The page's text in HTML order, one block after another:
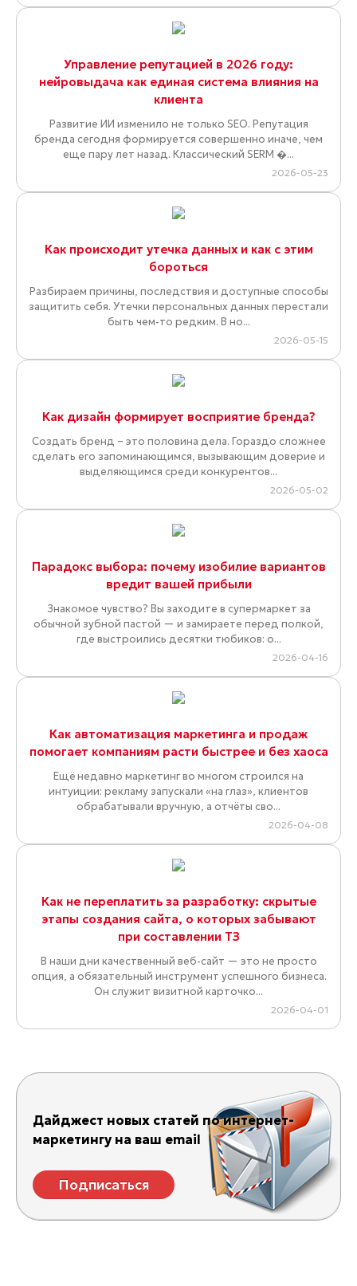
Управление репутацией в 2026 году:
нейровыдача как единая система влияния на
клиента
Развитие ИИ изменило не только SEO. Репутация
бренда сегодня формируется совершенно иначе, чем
еще пару лет назад. Классический SERM �...
2026-05-23
Как происходит утечка данных и как с этим
бороться
Разбираем причины, последствия и доступные способы
защитить себя. Утечки персональных данных перестали
быть чем-то редким. В но...
2026-05-15
Как дизайн формирует восприятие бренда?
Создать бренд – это половина дела. Гораздо сложнее
сделать его запоминающимся, вызывающим доверие и
выделяющимся среди конкурентов...
2026-05-02
Парадокс выбора: почему изобилие вариантов
вредит вашей прибыли
Знакомое чувство? Вы заходите в супермаркет за
обычной зубной пастой — и замираете перед полкой,
где выстроились десятки тюбиков: о...
2026-04-16
Как автоматизация маркетинга и продаж
помогает компаниям расти быстрее и без хаоса
Ещё недавно маркетинг во многом строился на
интуиции: рекламу запускали «на глаз», клиентов
обрабатывали вручную, а отчёты сво...
2026-04-08
Как не переплатить за разработку: скрытые
этапы создания сайта, о которых забывают
при составлении ТЗ
В наши дни качественный веб-сайт — это не просто
опция, а обязательный инструмент успешного бизнеса.
Он служит визитной карточко...
2026-04-01
Дайджест новых статей по интернет-
маркетингу на ваш email
Подписаться